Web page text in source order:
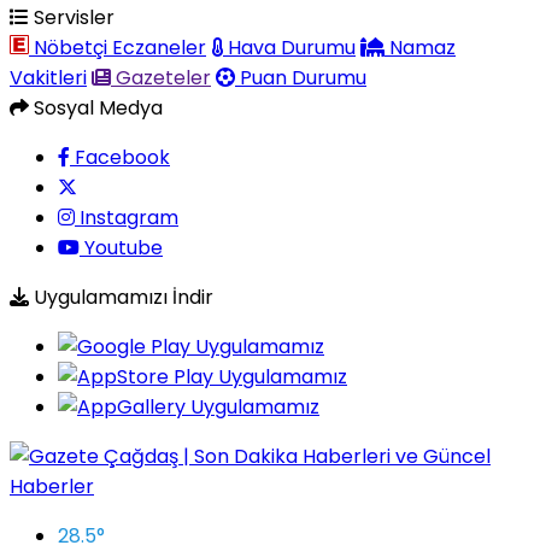
Servisler
Nöbetçi Eczaneler
Hava Durumu
Namaz
Vakitleri
Gazeteler
Puan Durumu
Sosyal Medya
Facebook
Instagram
Youtube
Uygulamamızı İndir
28.5°